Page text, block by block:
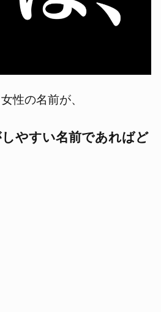
性の名前が、
やすい名前であればど